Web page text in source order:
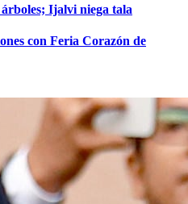
Ijalvi niega tala
con Feria Corazón de